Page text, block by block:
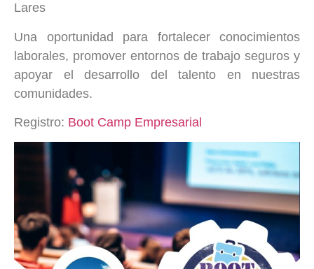
Lares
Una oportunidad para fortalecer conocimientos
laborales, promover entornos de trabajo seguros y
apoyar el desarrollo del talento en nuestras
comunidades.
Registro: Boot Camp Empresarial